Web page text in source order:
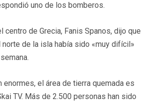
uno de los bomberos.
centro de Grecia, Fanis Spanos, dijo que
norte de la isla había sido «muy difícil»
el área de tierra quemada es
TV. Más de 2.500 personas han sido